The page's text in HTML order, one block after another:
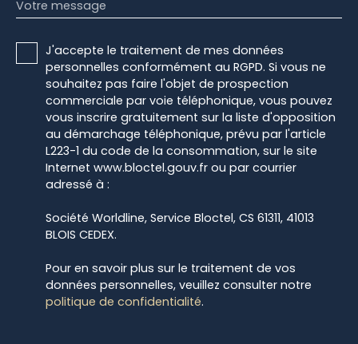
Votre message
J'accepte le traitement de mes données
personnelles conformément au RGPD. Si vous ne
souhaitez pas faire l'objet de prospection
commerciale par voie téléphonique, vous pouvez
vous inscrire gratuitement sur la liste d'opposition
au démarchage téléphonique, prévu par l'article
L223-1 du code de la consommation, sur le site
Internet www.bloctel.gouv.fr ou par courrier
adressé à :
Société Worldline, Service Bloctel, CS 61311, 41013
BLOIS CEDEX.
Pour en savoir plus sur le traitement de vos
données personnelles, veuillez consulter notre
politique de confidentialité.